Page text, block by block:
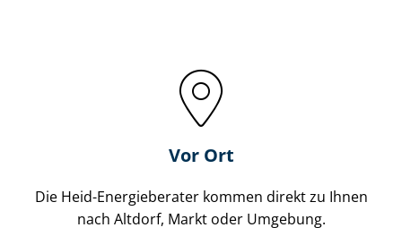
Vor Ort
Die Heid-Energieberater kommen direkt zu Ihnen
nach Altdorf, Markt oder Umgebung.